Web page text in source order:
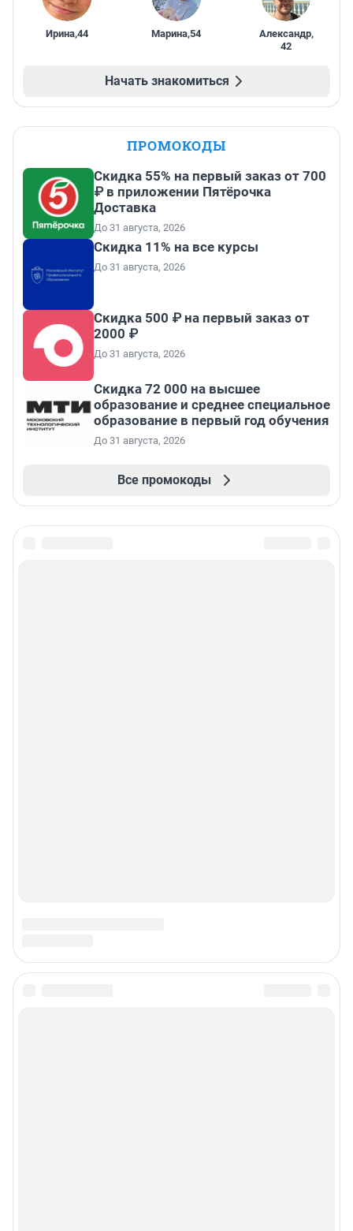
Ирина,44 Марина,54 Александр,
42
Начать знакомиться
ПРОМОКОДЫ
Скидка 55% на первый заказ от 700
₽ в приложении Пятёрочка
Доставка
До 31 августа, 2026
Скидка 11% на все курсы
До 31 августа, 2026
Скидка 500 ₽ на первый заказ от
2000 ₽
До 31 августа, 2026
Скидка 72 000 на высшее
образование и среднее специальное
образование в первый год обучения
До 31 августа, 2026
Все промокоды